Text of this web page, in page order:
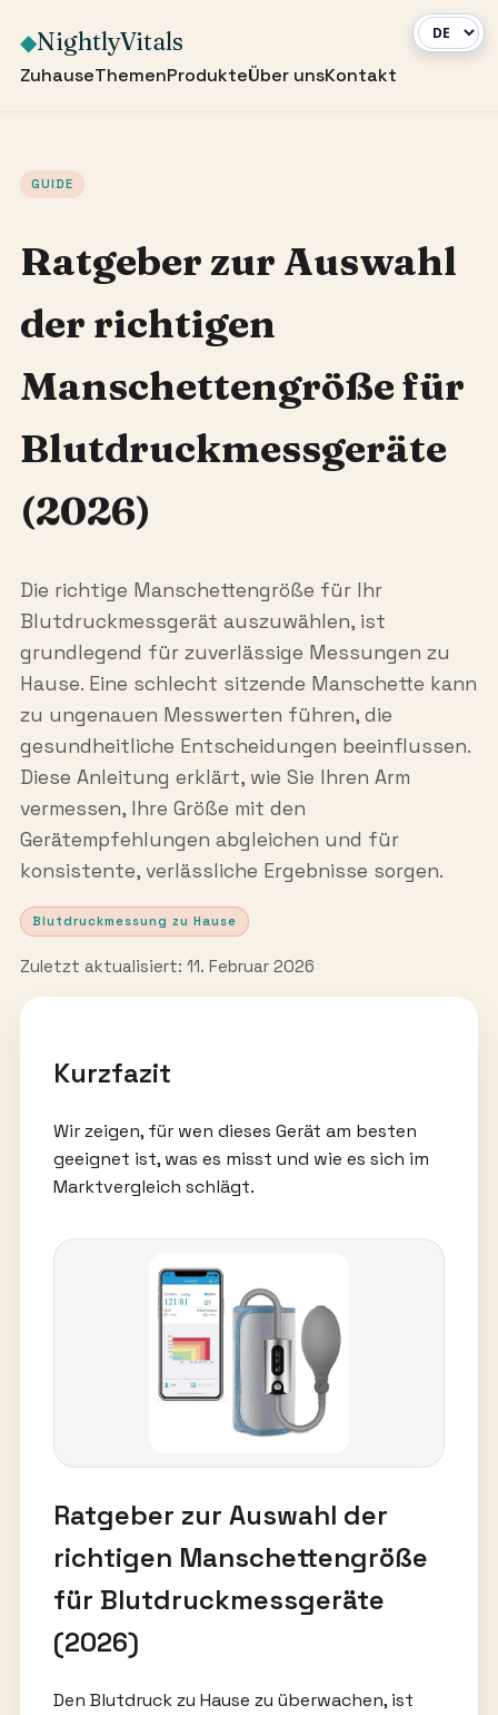
◆NightlyVitals
ZuhauseThemenProdukteÜber unsKontakt
GUIDE
Ratgeber zur Auswahl
der richtigen
Manschettengröße für
Blutdruckmessgeräte
(2026)
Die richtige Manschettengröße für Ihr
Blutdruckmessgerät auszuwählen, ist
grundlegend für zuverlässige Messungen zu
Hause. Eine schlecht sitzende Manschette kann
zu ungenauen Messwerten führen, die
gesundheitliche Entscheidungen beeinflussen.
Diese Anleitung erklärt, wie Sie Ihren Arm
vermessen, Ihre Größe mit den
Gerätempfehlungen abgleichen und für
konsistente, verlässliche Ergebnisse sorgen.
Blutdruckmessung zu Hause
Zuletzt aktualisiert: 11. Februar 2026
Kurzfazit
Wir zeigen, für wen dieses Gerät am besten
geeignet ist, was es misst und wie es sich im
Marktvergleich schlägt.
Ratgeber zur Auswahl der
richtigen Manschettengröße
für Blutdruckmessgeräte
(2026)
Den Blutdruck zu Hause zu überwachen, ist